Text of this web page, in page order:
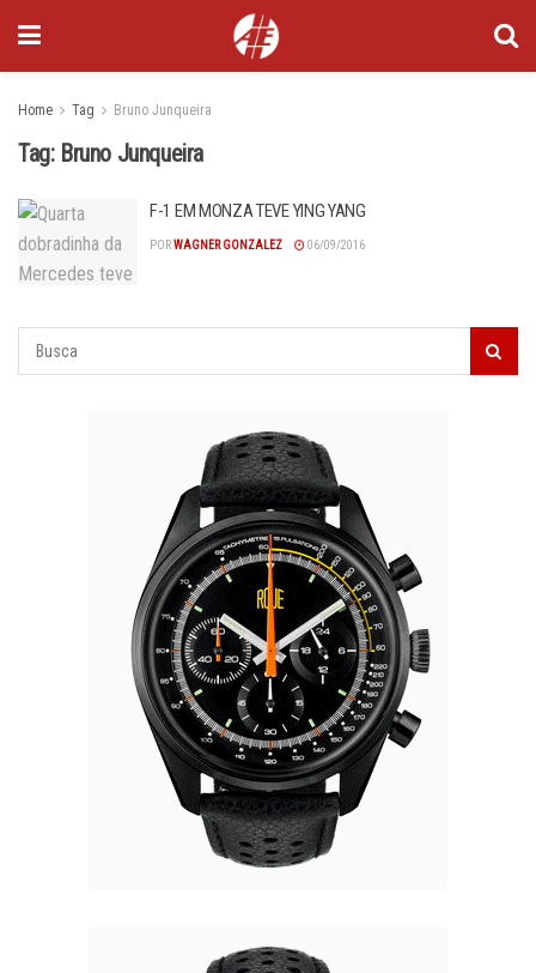
Home Tag Bruno Junqueira
Tag: Bruno Junqueira
F-1 EM MONZA TEVE YING YANG
PORWAGNER GONZALEZ 06/09/2016